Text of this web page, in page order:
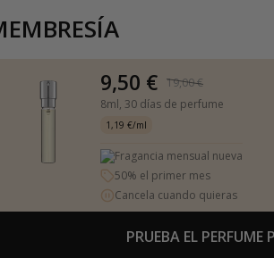
9,50 €
19,00 €
8ml, 30 días de perfume
1,19 €/ml
Fragancia mensual nueva
50% el primer mes
Cancela cuando quieras
PRUEBA EL PERFUME